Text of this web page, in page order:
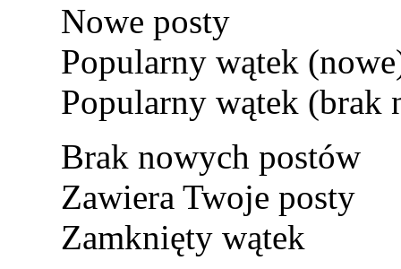
Nowe posty
Popularny wątek
Popularny wątek (brak
Brak nowych postów
Zawiera Twoje posty
Zamknięty wątek